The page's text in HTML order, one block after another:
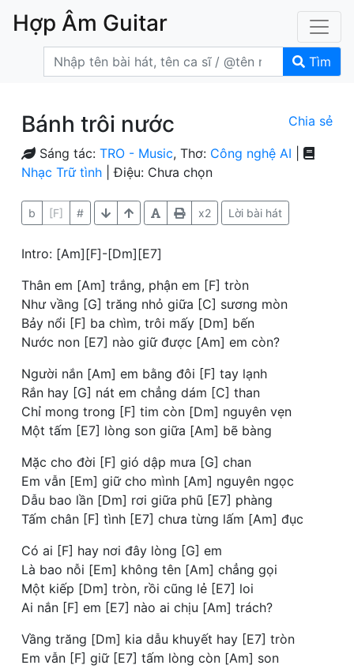
Hợp Âm Guitar
Tìm
Bánh trôi nước Chia sẻ
Sáng tác: TRO - Music, Thơ: Công nghệ AI
Nhạc Trữ tình | Điệu: Chưa chọn
b [F] # x2 Lời bài hát
Intro: [Am][F]-[Dm][E7]
Thân em [Am] trắng, phận em [F] tròn
Như vầng [G] trăng nhỏ giữa [C] sương mòn
Bảy nổi [F] ba chìm, trôi mấy [Dm] bến
Nước non [E7] nào giữ được [Am] em còn?
Người nắn [Am] em bằng đôi [F] tay lạnh
Rắn hay [G] nát em chẳng dám [C] than
Chỉ mong trong [F] tim còn [Dm] nguyên vẹn
Một tấm [E7] lòng son giữa [Am] bẽ bàng
Mặc cho đời [F] gió dập mưa [G] chan
Em vẫn [Em] giữ cho mình [Am] nguyên ngọc
Dẫu bao lần [Dm] rơi giữa phũ [E7] phàng
Tấm chân [F] tình [E7] chưa từng lấm [Am] đục
Có ai [F] hay nơi đây lòng [G] em
Là bao nỗi [Em] không tên [Am] chẳng gọi
Một kiếp [Dm] tròn, rồi cũng lẻ [E7] loi
Ai nắn [F] em [E7] nào ai chịu [Am] trách?
Vầng trăng [Dm] kia dẫu khuyết hay [E7] tròn
Em vẫn [F] giữ [E7] tấm lòng còn [Am] son